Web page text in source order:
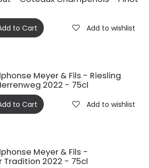
to Cart Add to wishlist
Meyer & Fils - Riesling
2022 - 75cl
to Cart Add to wishlist
Meyer & Fils -
Tradition 2022 - 75cl